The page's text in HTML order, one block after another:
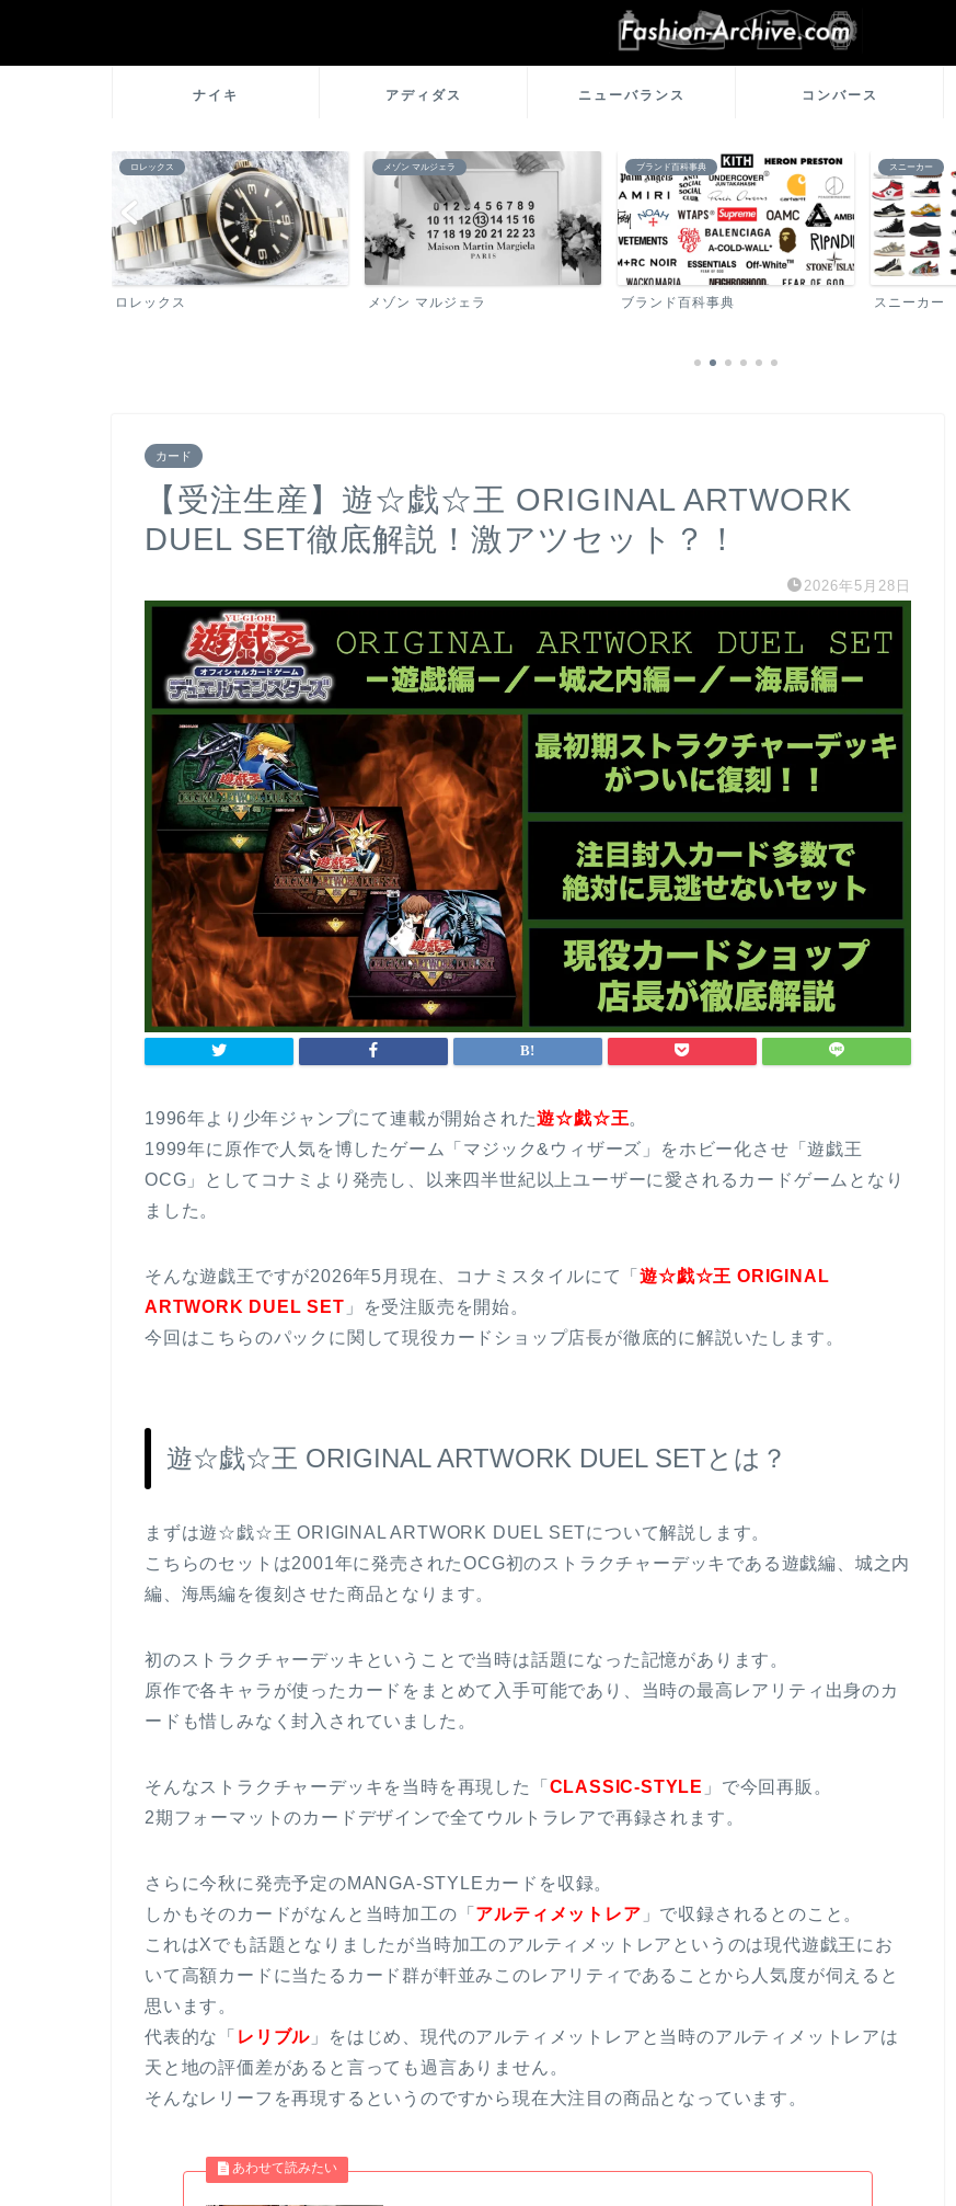
ナイキ アディダス ニューバランス コンバース
メゾン マルジェラ
メゾン マルジェラ
ブランド百科事典
ブランド百科事典
スニーカー
スニーカー
カード
カード
カード
【受注生産】遊☆戯☆王 ORIGINAL ARTWORK
DUEL SET徹底解説！激アツセット？！
2026年5月28日
1996年より少年ジャンプにて連載が開始された遊☆戯☆王。
1999年に原作で人気を博したゲーム「マジック&ウィザーズ」をホビー化させ「遊戯王
OCG」としてコナミより発売し、以来四半世紀以上ユーザーに愛されるカードゲームとなり
ました。
そんな遊戯王ですが2026年5月現在、コナミスタイルにて「遊☆戯☆王 ORIGINAL
ARTWORK DUEL SET 」を受注販売を開始。
今回はこちらのパックに関して現役カードショップ店長が徹底的に解説いたします。
遊☆戯☆王 ORIGINAL ARTWORK DUEL SETとは？
まずは遊☆戯☆王 ORIGINAL ARTWORK DUEL SETについて解説します。
こちらのセットは2001年に発売されたOCG初のストラクチャーデッキである遊戯編、城之内
編、海馬編を復刻させた商品となります。
初のストラクチャーデッキということで当時は話題になった記憶があります。
原作で各キャラが使ったカードをまとめて入手可能であり、当時の最高レアリティ出身のカ
ードも惜しみなく封入されていました。
そんなストラクチャーデッキを当時を再現した「 CLASSIC-STYLE 」で今回再販。
2期フォーマットのカードデザインで全てウルトラレアで再録されます。
さらに今秋に発売予定のMANGA-STYLEカードを収録。
しかもそのカードがなんと当時加工の「 アルティメットレア 」で収録されるとのこと。
これはXでも話題となりましたが当時加工のアルティメットレアというのは現代遊戯王にお
いて高額カードに当たるカード群が軒並みこのレアリティであることから人気度が伺えると
思います。
代表的な「 レリブル 」をはじめ、現代のアルティメットレアと当時のアルティメットレアは
天と地の評価差があると言っても過言ありません。
そんなレリーフを再現するというのですから現在大注目の商品となっています。